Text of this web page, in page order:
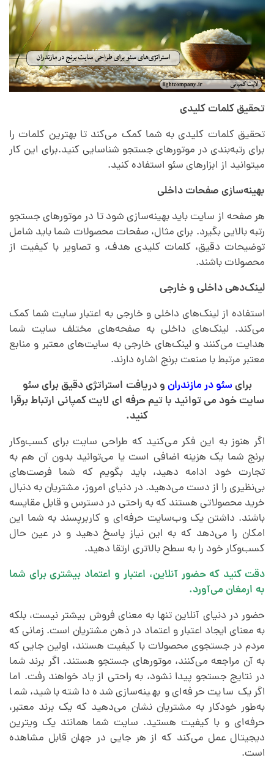
تحقیق کلمات کلیدی
تحقیق کلمات کلیدی به شما کمک می‌کند تا بهترین کلمات را
برای رتبه‌بندی در موتورهای جستجو شناسایی کنید.برای این کار
میتوانید از ابزارهای سئو استفاده کنید.
بهینه‌سازی صفحات داخلی
هر صفحه از سایت باید بهینه‌سازی شود تا در موتورهای جستجو
رتبه بالایی بگیرد. برای مثال، صفحات محصولات شما باید شامل
توضیحات دقیق، کلمات کلیدی هدف، و تصاویر با کیفیت از
محصولات باشند.
لینک‌دهی داخلی و خارجی
استفاده از لینک‌های داخلی و خارجی به اعتبار سایت شما کمک
می‌کند. لینک‌های داخلی به صفحه‌های مختلف سایت شما
هدایت می‌کنند و لینک‌های خارجی به سایت‌های معتبر و منابع
معتبر مرتبط با صنعت برنج اشاره دارند.
برای سئو در مازندرانو دریافت استراتژی دقیق برای سئو
سایت خود می توانید با تیم حرفه ای لایت کمپانی ارتباط برقرا
کنید.
اگر هنوز به این فکر می‌کنید که طراحی سایت برای کسب‌وکار
برنج شما یک هزینه اضافی است یا می‌توانید بدون آن هم به
تجارت خود ادامه دهید، باید بگویم که شما فرصت‌های
بی‌نظیری را از دست می‌دهید. در دنیای امروز، مشتریان به دنبال
خرید محصولاتی هستند که به راحتی در دسترس و قابل مقایسه
باشند. داشتن یک وب‌سایت حرفه‌ای و کاربرپسند به شما این
امکان را می‌دهد که به این نیاز پاسخ دهید و در عین حال
کسب‌وکار خود را به سطح بالاتری ارتقا دهید.
دقت کنید که حضور آنلاین، اعتبار و اعتماد بیشتری برای شما
به ارمغان می‌آورد.
حضور در دنیای آنلاین تنها به معنای فروش بیشتر نیست، بلکه
به معنای ایجاد اعتبار و اعتماد در ذهن مشتریان است. زمانی که
مردم در جستجوی محصولات با کیفیت هستند، اولین جایی که
به آن مراجعه می‌کنند، موتورهای جستجو هستند. اگر برند شما
در نتایج جستجو پیدا نشود، به راحتی از یاد خواهند رفت. اما
اگر یک سایت حرفه‌ای و بهینه‌سازی شده داشته باشید، شما
به‌طور خودکار به مشتریان نشان می‌دهید که یک برند معتبر،
حرفه‌ای و با کیفیت هستید. سایت شما همانند یک ویترین
دیجیتال عمل می‌کند که از هر جایی در جهان قابل مشاهده
است.